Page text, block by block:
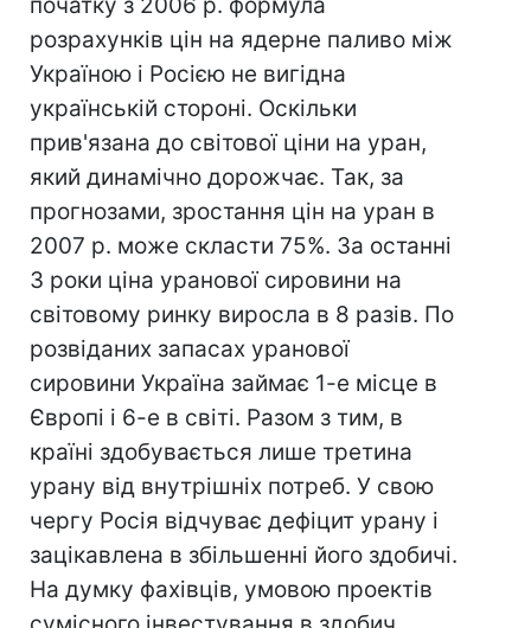
розрахунків цін на ядерне паливо між
Україною і Росією не вигідна
українській стороні. Оскільки
прив'язана до світової ціни на уран,
який динамічно дорожчає. Так, за
прогнозами, зростання цін на уран в
2007 р. може скласти 75%. За останні
3 роки ціна уранової сировини на
світовому ринку виросла в 8 разів. По
розвіданих запасах уранової
сировини Україна займає 1-е місце в
Європі і 6-е в світі. Разом з тим, в
країні здобувається лише третина
урану від внутрішніх потреб. У свою
чергу Росія відчуває дефіцит урану і
зацікавлена в збільшенні його здобичі.
На думку фахівців, умовою проектів